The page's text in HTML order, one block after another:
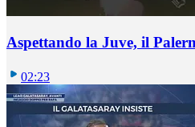
Aspettando la Juve, il
02:23